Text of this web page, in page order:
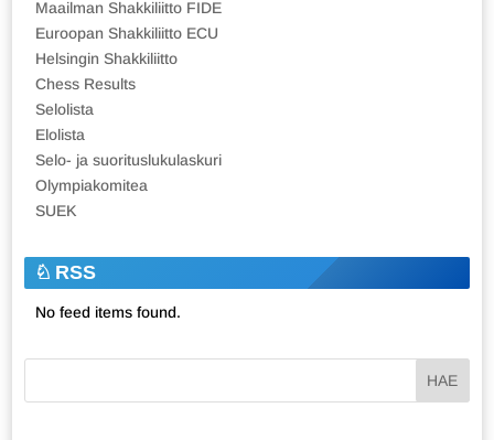
Maailman Shakkiliitto FIDE
Euroopan Shakkiliitto ECU
Helsingin Shakkiliitto
Chess Results
Selolista
Elolista
Selo- ja suorituslukulaskuri
Olympiakomitea
SUEK
RSS
No feed items found.